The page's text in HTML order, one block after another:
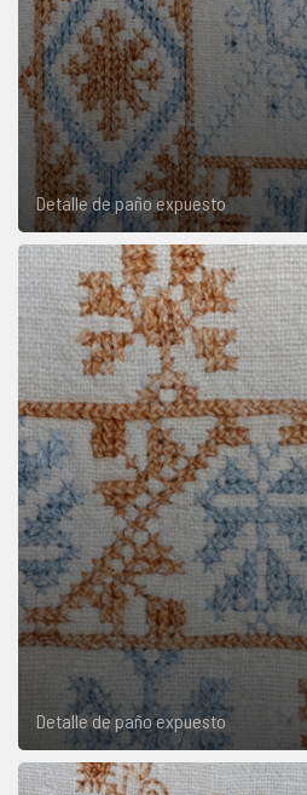
Detalle de paño expuesto
Detalle de paño expuesto